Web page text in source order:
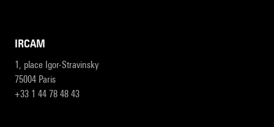
IRCAM
1, place Igor-Stravinsky
75004 Paris
+33 1 44 78 48 43